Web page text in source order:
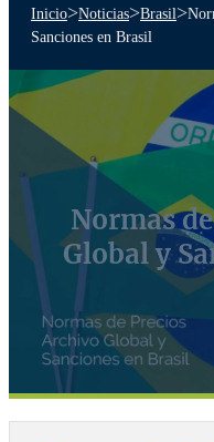
Inicio>Noticias>Brasil>
Sanciones en Brasil
Normas
Global y